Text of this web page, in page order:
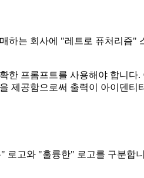
하는 회사에 "레트로 퓨처리즘
프롬프트를 사용해야 합니
제공함으로써 출력이 아이덴티
고와 "훌륭한" 로고를 구분합